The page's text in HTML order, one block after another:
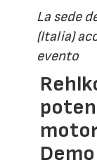
La sede
(Italia)
evento